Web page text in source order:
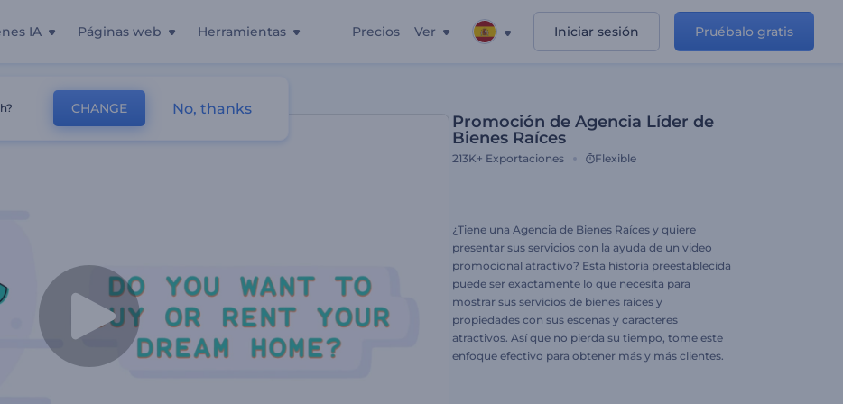
IA Páginas web Herramientas Precios Ver Iniciar sesión Pruébalo gratis
Raíces
Promoción de Agencia Líder de
Bienes Raíces
213K+ Exportaciones Flexible
¿Tiene una Agencia de Bienes Raíces y quiere
presentar sus servicios con la ayuda de un video
promocional atractivo? Esta historia preestablecida
puede ser exactamente lo que necesita para
mostrar sus servicios de bienes raíces y
propiedades con sus escenas y caracteres
atractivos. Así que no pierda su tiempo, tome este
enfoque efectivo para obtener más y más clientes.
CHANGE No, thanks